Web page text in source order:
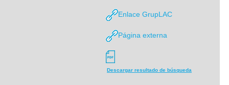
Enlace GrupLAC
Página externa
Descargar resultado de búsqueda